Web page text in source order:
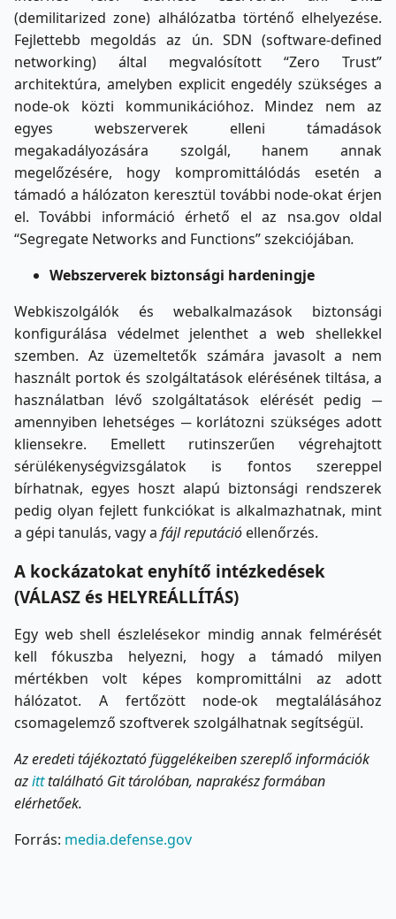
(demilitarized zone) alhálózatba történő elhelyezése.
Fejlettebb megoldás az ún. SDN (software-defined
networking) által megvalósított “Zero Trust”
architektúra, amelyben explicit engedély szükséges a
node-ok közti kommunikációhoz. Mindez nem az
egyes webszerverek elleni támadások
megakadályozására szolgál, hanem annak
megelőzésére, hogy kompromittálódás esetén a
támadó a hálózaton keresztül további node-okat érjen
el. További információ érhető el az nsa.gov oldal
“Segregate Networks and Functions” szekciójában.
Webszerverek biztonsági hardeningje
Webkiszolgálók és webalkalmazások biztonsági
konfigurálása védelmet jelenthet a web shellekkel
szemben. Az üzemeltetők számára javasolt a nem
használt portok és szolgáltatások elérésének tiltása, a
használatban lévő szolgáltatások elérését pedig ─
amennyiben lehetséges ─ korlátozni szükséges adott
kliensekre. Emellett rutinszerűen végrehajtott
sérülékenységvizsgálatok is fontos szereppel
bírhatnak, egyes hoszt alapú biztonsági rendszerek
pedig olyan fejlett funkciókat is alkalmazhatnak, mint
a gépi tanulás, vagy a fájl reputáció ellenőrzés.
A kockázatokat enyhítő intézkedések
(VÁLASZ és HELYREÁLLÍTÁS)
Egy web shell észlelésekor mindig annak felmérését
kell fókuszba helyezni, hogy a támadó milyen
mértékben volt képes kompromittálni az adott
hálózatot. A fertőzött node-ok megtalálásához
csomagelemző szoftverek szolgálhatnak segítségül.
Az eredeti tájékoztató függelékeiben szereplő információk
azitttalálható Git tárolóban, naprakész formában
elérhetőek.
Forrás: media.defense.gov